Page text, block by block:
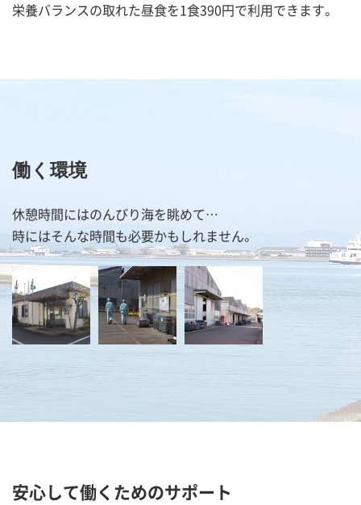
栄養バランスの取れた昼食を1食390円で利用できます。
働く環境
休憩時間にはのんびり海を眺めて…
時にはそんな時間も必要かもしれません。
安心して働くためのサポート